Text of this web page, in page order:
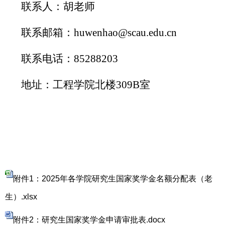
联系人： 胡老师
联系邮箱： huwenhao@scau.edu.cn
联系电话： 85288203
地址：工程学院北楼309B室
附件1：2025年各学院研究生国家奖学金名额分配表（老
生）.xlsx
附件2：研究生国家奖学金申请审批表.docx